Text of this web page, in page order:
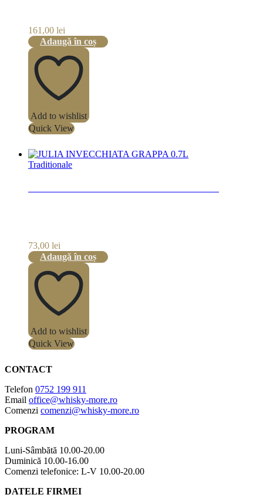
161,00 lei
Adaugă în coș
Add to wishlist
Quick View
Traditionale
73,00 lei
Adaugă în coș
Add to wishlist
Quick View
CONTACT
Telefon 0752 199 911
Email office@whisky-more.ro
Comenzi comenzi@whisky-more.ro
PROGRAM
Luni-Sâmbătă 10.00-20.00
Duminică 10.00-16.00
Comenzi telefonice: L-V 10.00-20.00
DATELE FIRMEI